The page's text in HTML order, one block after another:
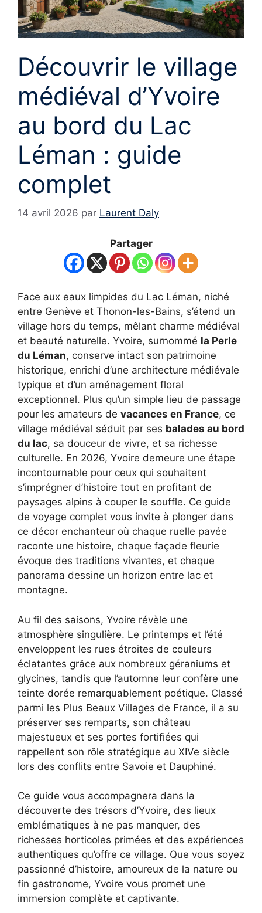
Découvrir le village
médiéval d’Yvoire
au bord du Lac
Léman : guide
complet
14 avril 2026 par Laurent Daly
Partager
Face aux eaux limpides du Lac Léman, niché
entre Genève et Thonon-les-Bains, s’étend un
village hors du temps, mêlant charme médiéval
et beauté naturelle. Yvoire, surnommé la Perle
du Léman, conserve intact son patrimoine
historique, enrichi d’une architecture médiévale
typique et d’un aménagement floral
exceptionnel. Plus qu’un simple lieu de passage
pour les amateurs de vacances en France, ce
village médiéval séduit par ses balades au bord
du lac, sa douceur de vivre, et sa richesse
culturelle. En 2026, Yvoire demeure une étape
incontournable pour ceux qui souhaitent
s’imprégner d’histoire tout en profitant de
paysages alpins à couper le souffle. Ce guide
de voyage complet vous invite à plonger dans
ce décor enchanteur où chaque ruelle pavée
raconte une histoire, chaque façade fleurie
évoque des traditions vivantes, et chaque
panorama dessine un horizon entre lac et
montagne.
Au fil des saisons, Yvoire révèle une
atmosphère singulière. Le printemps et l’été
enveloppent les rues étroites de couleurs
éclatantes grâce aux nombreux géraniums et
glycines, tandis que l’automne leur confère une
teinte dorée remarquablement poétique. Classé
parmi les Plus Beaux Villages de France, il a su
préserver ses remparts, son château
majestueux et ses portes fortifiées qui
rappellent son rôle stratégique au XIVe siècle
lors des conflits entre Savoie et Dauphiné.
Ce guide vous accompagnera dans la
découverte des trésors d’Yvoire, des lieux
emblématiques à ne pas manquer, des
richesses horticoles primées et des expériences
authentiques qu’offre ce village. Que vous soyez
passionné d’histoire, amoureux de la nature ou
fin gastronome, Yvoire vous promet une
immersion complète et captivante.